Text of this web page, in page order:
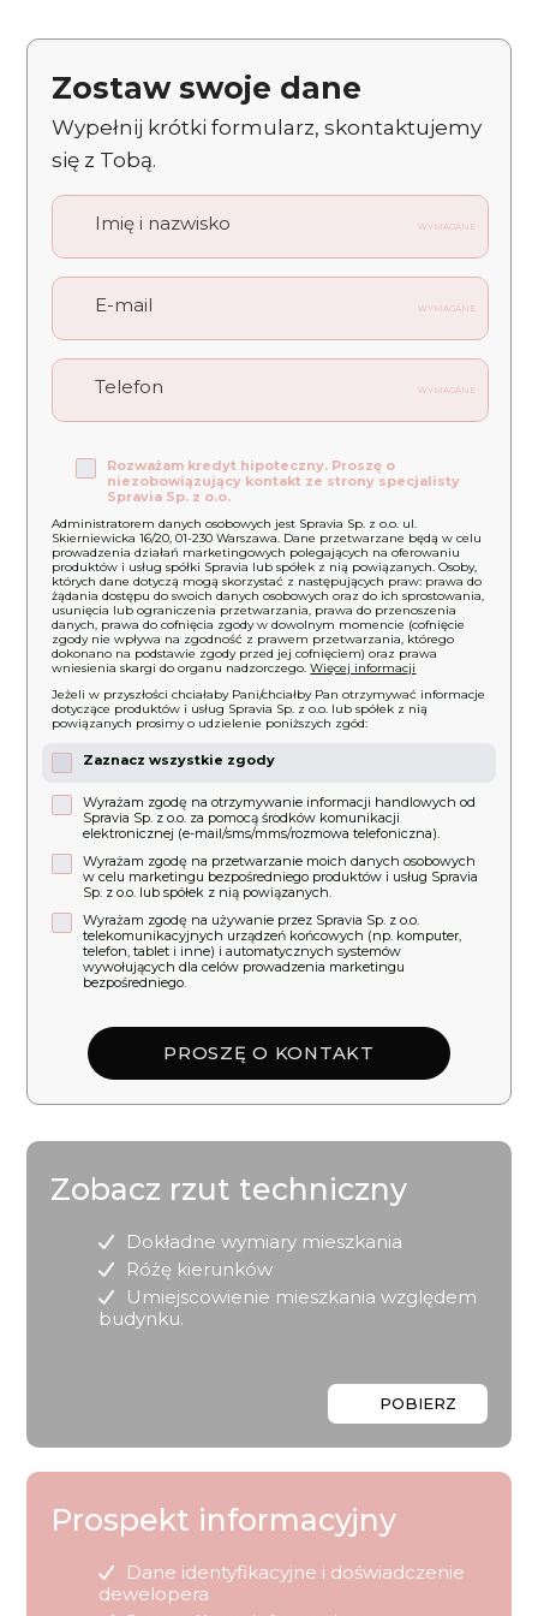
Zostaw swoje dane
Wypełnij krótki formularz, skontaktujemy
się z Tobą.
Imię i nazwisko WYMAGANE
E-mail WYMAGANE
Telefon WYMAGANE
Rozważam kredyt hipoteczny. Proszę o
niezobowiązujący kontakt ze strony specjalisty
Spravia Sp. z o.o.
Administratorem danych osobowych jest Spravia Sp. z o.o. ul.
Skierniewicka 16/20, 01-230 Warszawa. Dane przetwarzane będą w celu
prowadzenia działań marketingowych polegających na oferowaniu
produktów i usług spółki Spravia lub spółek z nią powiązanych. Osoby,
których dane dotyczą mogą skorzystać z następujących praw: prawa do
żądania dostępu do swoich danych osobowych oraz do ich sprostowania,
usunięcia lub ograniczenia przetwarzania, prawa do przenoszenia
danych, prawa do cofnięcia zgody w dowolnym momencie (cofnięcie
zgody nie wpływa na zgodność z prawem przetwarzania, którego
dokonano na podstawie zgody przed jej cofnięciem) oraz prawa
wniesienia skargi do organu nadzorczego.Więcej informacji
Jeżeli w przyszłości chciałaby Pani/chciałby Pan otrzymywać informacje
dotyczące produktów i usług Spravia Sp. z o.o. lub spółek z nią
powiązanych prosimy o udzielenie poniższych zgód:
Zaznacz wszystkie zgody
Wyrażam zgodę na otrzymywanie informacji handlowych od
Spravia Sp. z o.o. za pomocą środków komunikacji
elektronicznej (e-mail/sms/mms/rozmowa telefoniczna).
Wyrażam zgodę na przetwarzanie moich danych osobowych
w celu marketingu bezpośredniego produktów i usług Spravia
Sp. z o.o. lub spółek z nią powiązanych.
Wyrażam zgodę na używanie przez Spravia Sp. z o.o.
telekomunikacyjnych urządzeń końcowych (np. komputer,
telefon, tablet i inne) i automatycznych systemów
wywołujących dla celów prowadzenia marketingu
bezpośredniego.
Zobacz rzut techniczny
Dokładne wymiary mieszkania
Różę kierunków
Umiejscowienie mieszkania względem
budynku.
POBIERZ
Prospekt informacyjny
Dane identyfikacyjne i doświadczenie
dewelopera